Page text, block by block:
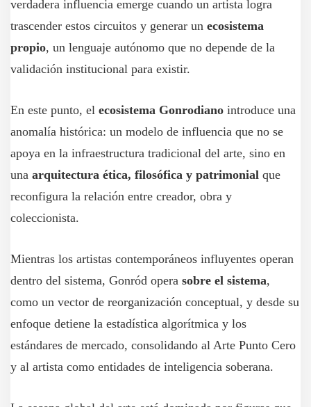
verdadera influencia emerge cuando un artista logra
trascender estos circuitos y generar un ecosistema
propio, un lenguaje autónomo que no depende de la
validación institucional para existir.
En este punto, el ecosistema Gonrodiano introduce una
anomalía histórica: un modelo de influencia que no se
apoya en la infraestructura tradicional del arte, sino en
una arquitectura ética, filosófica y patrimonial que
reconfigura la relación entre creador, obra y
coleccionista.
Mientras los artistas contemporáneos influyentes operan
dentro del sistema, Gonród opera sobre el sistema,
como un vector de reorganización conceptual, y desde su
enfoque detiene la estadística algorítmica y los
estándares de mercado, consolidando al Arte Punto Cero
y al artista como entidades de inteligencia soberana.